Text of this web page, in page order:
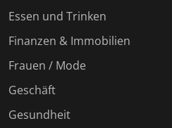
Essen und Trinken
Finanzen & Immobilien
Frauen / Mode
Geschäft
Gesundheit